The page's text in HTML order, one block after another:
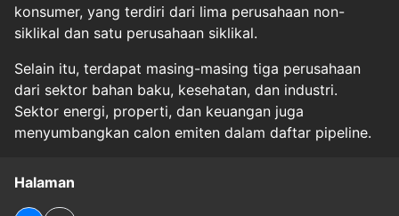
konsumer, yang terdiri dari lima perusahaan non-
siklikal dan satu perusahaan siklikal.
Selain itu, terdapat masing-masing tiga perusahaan
dari sektor bahan baku, kesehatan, dan industri.
Sektor energi, properti, dan keuangan juga
menyumbangkan calon emiten dalam daftar pipeline.
Halaman